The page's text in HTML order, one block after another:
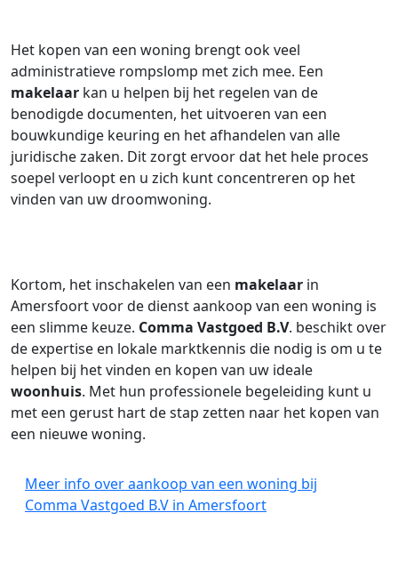
Het kopen van een woning brengt ook veel
administratieve rompslomp met zich mee. Een
makelaar kan u helpen bij het regelen van de
benodigde documenten, het uitvoeren van een
bouwkundige keuring en het afhandelen van alle
juridische zaken. Dit zorgt ervoor dat het hele proces
soepel verloopt en u zich kunt concentreren op het
vinden van uw droomwoning.
Kortom, het inschakelen van een makelaar in
Amersfoort voor de dienst aankoop van een woning is
een slimme keuze. Comma Vastgoed B.V. beschikt over
de expertise en lokale marktkennis die nodig is om u te
helpen bij het vinden en kopen van uw ideale
woonhuis. Met hun professionele begeleiding kunt u
met een gerust hart de stap zetten naar het kopen van
een nieuwe woning.
Meer info over aankoop van een woning bij
Comma Vastgoed B.V in Amersfoort